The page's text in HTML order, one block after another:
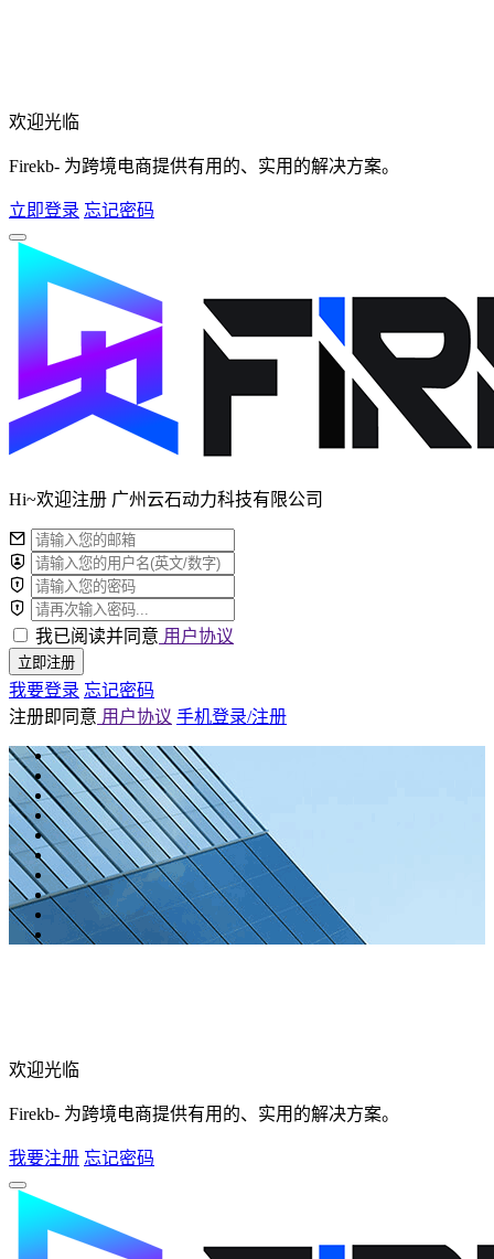
欢迎光临
Firekb- 为跨境电商提供有用的、实用的解决方案。
立即登录 忘记密码
Hi~欢迎注册 广州云石动力科技有限公司
我已阅读并同意 用户协议
立即注册
我要登录 忘记密码
注册即同意 用户协议 手机登录/注册
欢迎光临
Firekb- 为跨境电商提供有用的、实用的解决方案。
我要注册 忘记密码